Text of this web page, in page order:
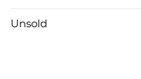
´S Tomos 1 - 88, 90, 91.
Unsold